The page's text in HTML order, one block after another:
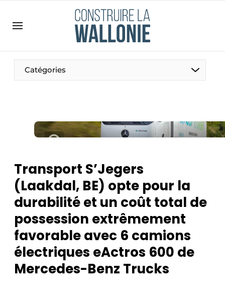
Emploi
Enregistrer une offre d’emploi
Meest gelezen
Podcasts
Privacy / Cookie statement
S’inscrire à l’événement
S’inscrire
Termes et conditions
Video’s
Catégories
Transport S’Jegers
(Laakdal, BE) opte pour la
durabilité et un coût total de
possession extrêmement
favorable avec 6 camions
électriques eActros 600 de
Mercedes-Benz Trucks